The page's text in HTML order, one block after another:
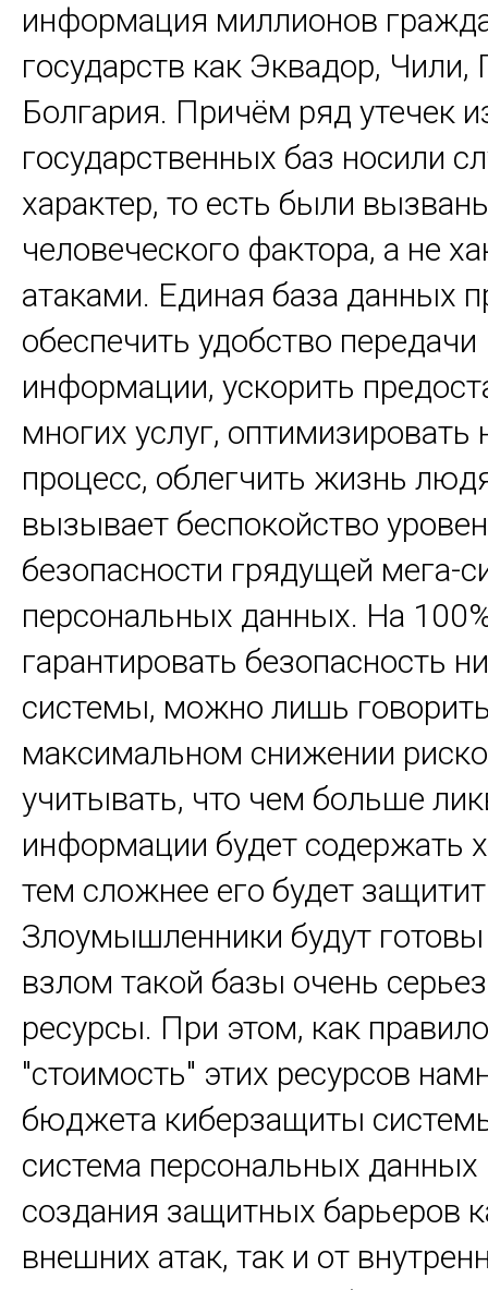
информация миллионов
государств как Эквадор, Чили,
Болгария. Причём ряд утечек
государственных баз носили
характер, то есть были
человеческого фактора, а не
атаками. Единая база данных
обеспечить удобство передачи
информации, ускорить
многих услуг, оптимизировать
процесс, облегчить жизнь
вызывает беспокойство
безопасности грядущей мега-
персональных данных. На
гарантировать безопасность
системы, можно лишь
максимальном снижении
учитывать, что чем больше
информации будет содержать
тем сложнее его будет
Злоумышленники будут готовы
взлом такой базы очень
ресурсы. При этом, как
"стоимость" этих ресурсов
бюджета киберзащиты
система персональных данных
создания защитных барьеров
внешних атак, так и от